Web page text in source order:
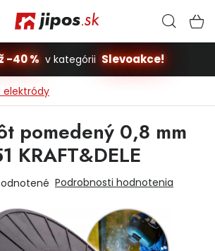
automobily
-40 % v kategórii Slevoakce!
elektródy
pomedený 0,8 mm
KRAFT&DELE
Podrobnosti hodnotenia